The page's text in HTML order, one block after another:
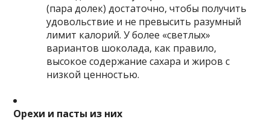
(пара долек) достаточно, чтобы получить
удовольствие и не превысить разумный
лимит калорий. У более «светлых»
вариантов шоколада, как правило,
высокое содержание сахара и жиров с
низкой ценностью.
Орехи и пасты из них